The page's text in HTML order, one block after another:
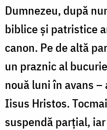
Dumnezeu, după
biblice și patristice
canon. Pe de altă
un praznic al
nouă luni în avans
Iisus Hristos.
suspendă parțial,